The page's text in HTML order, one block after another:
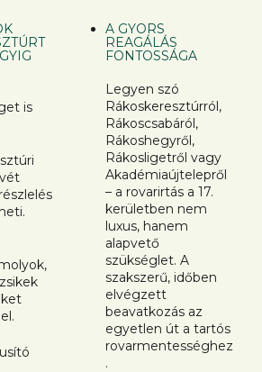
is
A GYORS
REAGÁLÁS
FONTOSSÁGA
Legyen szó
Rákoskeresztúrról,
Rákoscsabáról,
Rákoshegyről,
Rákosligetről vagy
Akadémiaújtelepről
– a rovarirtás a 17.
kerületben nem
luxus, hanem
alapvető
szükséglet. A
szakszerű, időben
elvégzett
beavatkozás az
egyetlen út a tartós
rovarmentességhez
.